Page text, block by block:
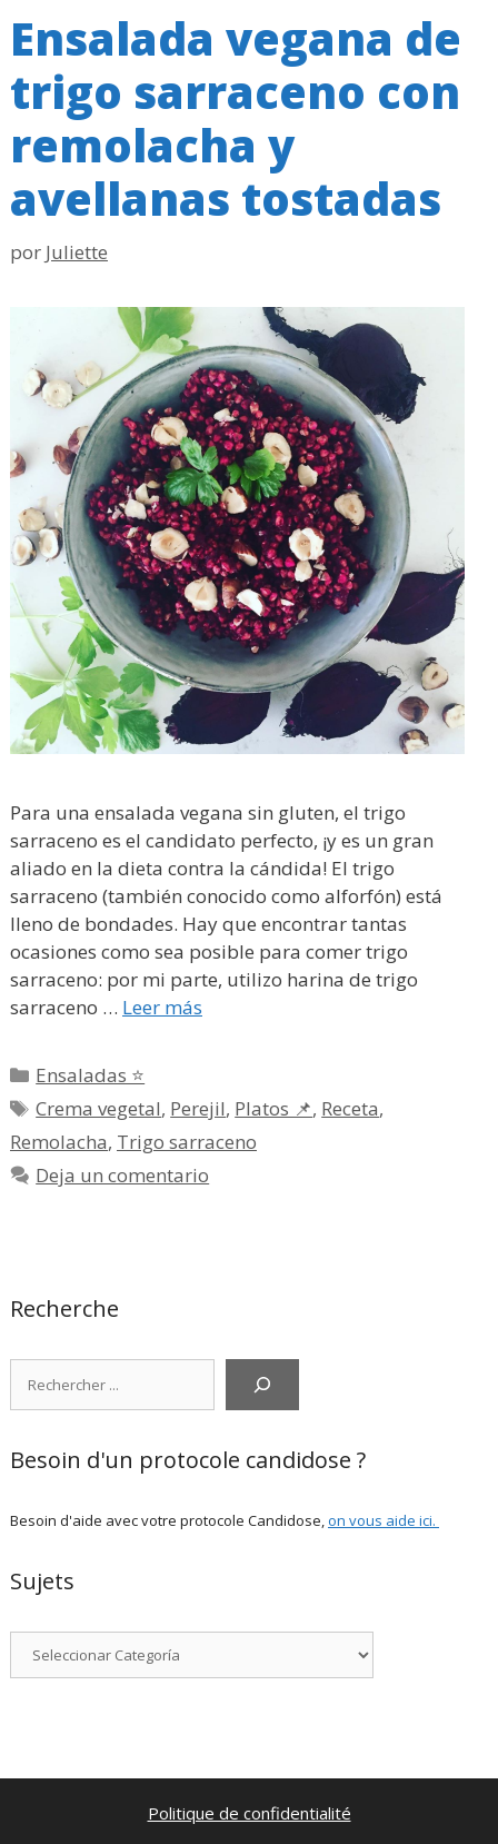
Ensalada vegana de
trigo sarraceno con
remolacha y
avellanas tostadas
por Juliette
Para una ensalada vegana sin gluten, el trigo
sarraceno es el candidato perfecto, ¡y es un gran
aliado en la dieta contra la cándida! El trigo
sarraceno (también conocido como alforfón) está
lleno de bondades. Hay que encontrar tantas
ocasiones como sea posible para comer trigo
sarraceno: por mi parte, utilizo harina de trigo
sarraceno … Leer más
Categorías
Ensaladas ⭐
Etiquetas
Crema vegetal, Perejil, Platos 📌, Receta,
Remolacha, Trigo sarraceno
Deja un comentario
Recherche
Besoin d'un protocole candidose ?
Besoin d'aide avec votre protocole Candidose,on vous aide ici.
Sujets
Politique de confidentialité